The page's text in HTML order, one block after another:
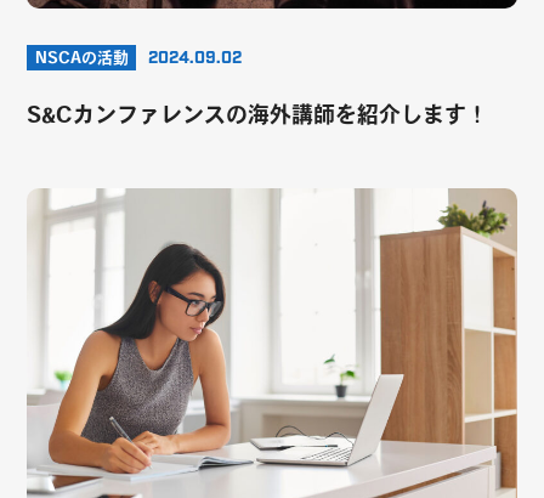
NSCAの活動 2024.09.02
S&Cカンファレンスの海外講師を紹介します！